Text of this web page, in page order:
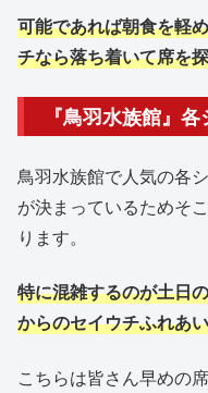
可能であれば朝食を軽
チなら落ち着いて席を
『鳥羽水族館』
鳥羽水族館で人気の各
が決まっているためそ
ります。
特に混雑するのが土日
からのセイウチふれあ
こちらは皆さん早めの